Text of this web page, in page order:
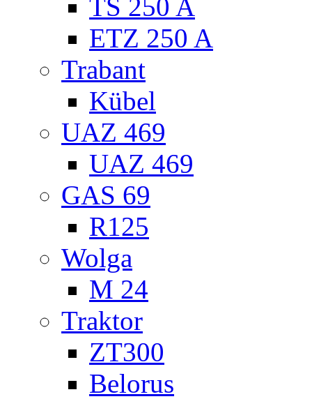
TS 250 A
ETZ 250 A
Trabant
Kübel
UAZ 469
UAZ 469
GAS 69
R125
Wolga
M 24
Traktor
ZT300
Belorus